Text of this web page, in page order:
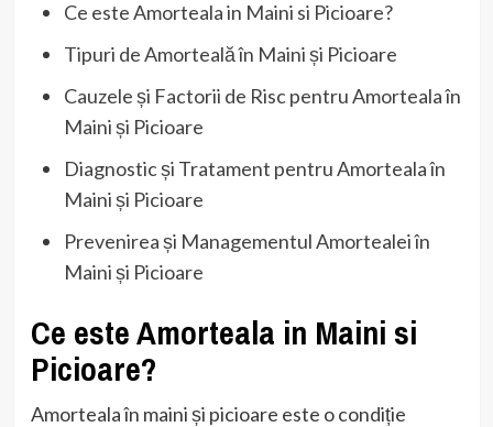
Ce este Amorteala in Maini si Picioare?
Tipuri de Amorteală în Maini și Picioare
Cauzele și Factorii de Risc pentru Amorteala în
Maini și Picioare
Diagnostic și Tratament pentru Amorteala în
Maini și Picioare
Prevenirea și Managementul Amortealei în
Maini și Picioare
Ce este Amorteala in Maini si
Picioare?
Amorteala în maini și picioare este o condiție